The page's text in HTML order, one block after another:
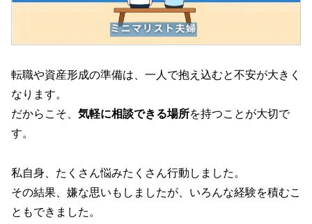
転職や資産形成の準備は、一人で抱え込むと不安が大きく
なります。
だからこそ、 気軽に相談できる場所を持つことが大切で
す。
私自身、たくさん悩みたくさん行動しました。
その結果、嫌な思いもしましたが、いろんな経験を積むこ
ともできました。